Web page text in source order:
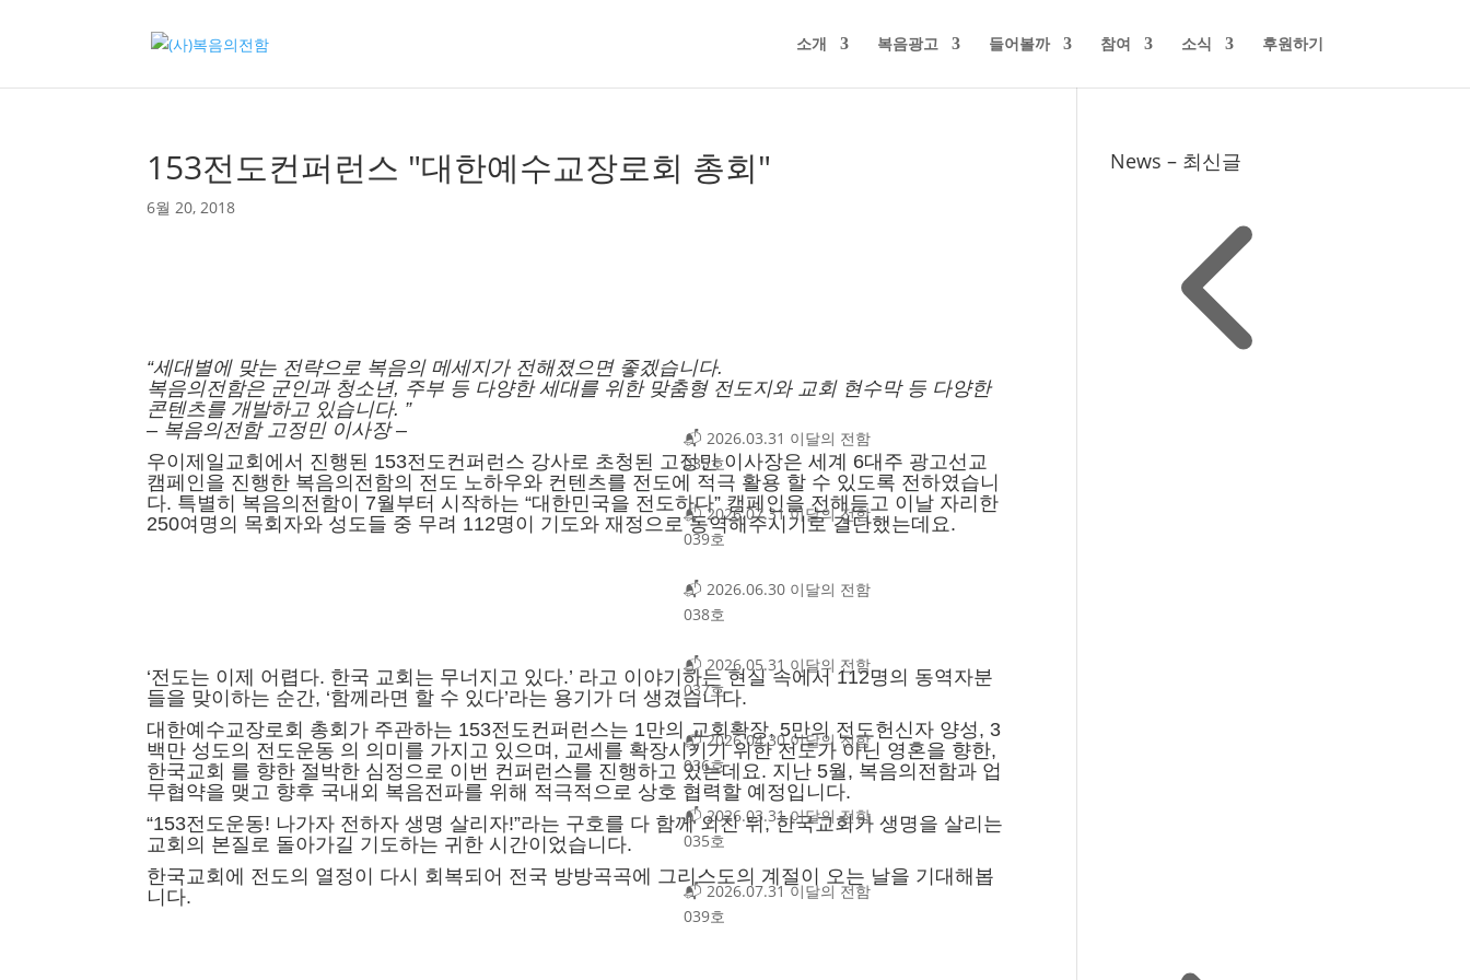
소개 복음광고 들어볼까 참여 소식 후원하기
153전도컨퍼런스 "대한예수교장로회 총회"
6월 20, 2018
“세대별에 맞는 전략으로 복음의 메세지가 전해졌으면 좋겠습니다.
복음의전함은 군인과 청소년, 주부 등 다양한 세대를 위한 맞춤형 전도지와 교회 현수막 등 다양한
콘텐츠를 개발하고 있습니다. ”
– 복음의전함 고정민 이사장 –
우이제일교회에서 진행된 153전도컨퍼런스 강사로 초청된 고정민 이사장은 세계 6대주 광고선교
캠페인을 진행한 복음의전함의 전도 노하우와 컨텐츠를 전도에 적극 활용 할 수 있도록 전하였습니
다. 특별히 복음의전함이 7월부터 시작하는 “대한민국을 전도하다” 캠페인을 전해듣고 이날 자리한
250여명의 목회자와 성도들 중 무려 112명이 기도와 재정으로 동역해주시기로 결단했는데요.
‘전도는 이제 어렵다. 한국 교회는 무너지고 있다.’ 라고 이야기하는 현실 속에서 112명의 동역자분
들을 맞이하는 순간, ‘함께라면 할 수 있다’라는 용기가 더 생겼습니다.
대한예수교장로회 총회가 주관하는 153전도컨퍼런스는 1만의 교회확장, 5만의 전도헌신자 양성, 3
백만 성도의 전도운동 의 의미를 가지고 있으며, 교세를 확장시키기 위한 전도가 아닌 영혼을 향한,
한국교회 를 향한 절박한 심정으로 이번 컨퍼런스를 진행하고 있는데요. 지난 5월, 복음의전함과 업
무협약을 맺고 향후 국내외 복음전파를 위해 적극적으로 상호 협력할 예정입니다.
“153전도운동! 나가자 전하자 생명 살리자!”라는 구호를 다 함께 외친 뒤, 한국교회가 생명을 살리는
교회의 본질로 돌아가길 기도하는 귀한 시간이었습니다.
한국교회에 전도의 열정이 다시 회복되어 전국 방방곡곡에 그리스도의 계절이 오는 날을 기대해봅
니다.
News – 최신글
📬 2026.03.31 이달의 전함
035호
📬 2026.07.31 이달의 전함
039호
📬 2026.06.30 이달의 전함
038호
📬 2026.05.31 이달의 전함
037호
📬 2026.04.30 이달의 전함
036호
📬 2026.03.31 이달의 전함
035호
📬 2026.07.31 이달의 전함
039호